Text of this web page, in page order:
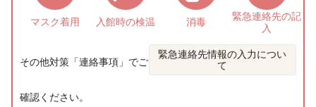
マスク着用 入館時の検温 消毒 緊急連絡先の記
入
その他対策「連絡事項 」でご
確認ください。
緊急連絡先情報の入力につい
て